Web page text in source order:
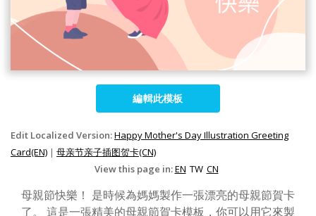
編輯此模板
Edit Localized Version:Happy Mother's Day Illustration Greeting
Card(EN) | 母亲节亲子插图贺卡(CN)
View this page in:EN TW CN
母親節快樂！ 是時候為媽媽製作一張漂亮的母親節賀卡
了。 這是一張精美的母親節賀卡模板，你可以用它來製